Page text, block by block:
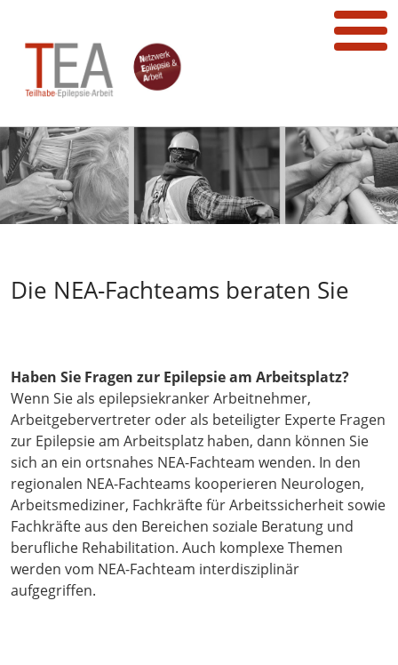
Die NEA-Fachteams beraten Sie
Haben Sie Fragen zur Epilepsie am Arbeitsplatz?
Wenn Sie als epilepsiekranker Arbeitnehmer,
Arbeitgebervertreter oder als beteiligter Experte Fragen
zur Epilepsie am Arbeitsplatz haben, dann können Sie
sich an ein ortsnahes NEA-Fachteam wenden. In den
regionalen NEA-Fachteams kooperieren Neurologen,
Arbeitsmediziner, Fachkräfte für Arbeitssicherheit sowie
Fachkräfte aus den Bereichen soziale Beratung und
berufliche Rehabilitation. Auch komplexe Themen
werden vom NEA-Fachteam interdisziplinär
aufgegriffen.